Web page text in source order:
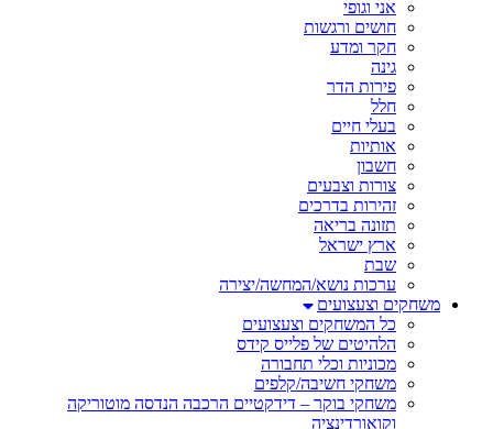
אני וגופי
חושים ורגשות
חקר ומדע
גינה
פירות הדר
חלל
בעלי חיים
אותיות
חשבון
צורות וצבעים
זהירות בדרכים
תזונה בריאה
ארץ ישראל
שבת
ערכות נושא/המחשה/יצירה
משחקים וצעצועים
כל המשחקים וצעצועים
הלהיטים של פלייס קידס
מכוניות וכלי תחבורה
משחקי חשיבה/קלפים
משחקי בוקר – דידקטיים הרכבה הנדסה מוטוריקה
וקואורדינציה